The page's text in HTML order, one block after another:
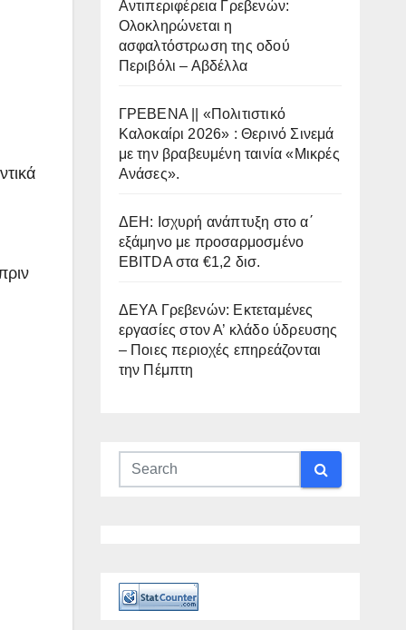
Αντιπεριφέρεια Γρεβενών:
Ολοκληρώνεται η
ασφαλτόστρωση της οδού
Περιβόλι – Αβδέλλα
ΓΡΕΒΕΝΑ || «Πολιτιστικό
Καλοκαίρι 2026» : Θερινό Σινεμά
με την βραβευμένη ταινία «Μικρές
Ανάσες».
ΔΕΗ: Ισχυρή ανάπτυξη στο α΄
εξάμηνο με προσαρμοσμένο
EBITDA στα €1,2 δισ.
ΔΕΥΑ Γρεβενών: Εκτεταμένες
εργασίες στον Α’ κλάδο ύδρευσης
– Ποιες περιοχές επηρεάζονται
την Πέμπτη